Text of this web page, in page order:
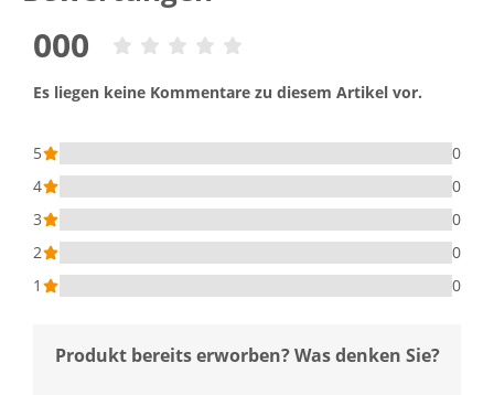
000
Es liegen keine Kommentare zu diesem Artikel vor.
5
0
4
0
3
0
2
0
1
0
Produkt bereits erworben? Was denken Sie?